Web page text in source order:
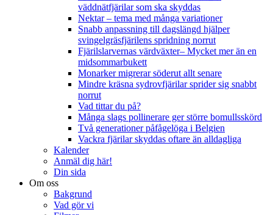
väddnätfjärilar som ska skyddas
Nektar – tema med många variationer
Snabb anpassning till dagslängd hjälper
svingelgräsfjärilens spridning norrut
Fjärilslarvernas värdväxter– Mycket mer än en
midsommarbukett
Monarker migrerar söderut allt senare
Mindre kräsna sydrovfjärilar sprider sig snabbt
norrut
Vad tittar du på?
Många slags pollinerare ger större bomullsskörd
Två generationer påfågelöga i Belgien
Vackra fjärilar skyddas oftare än alldagliga
Kalender
Anmäl dig här!
Din sida
Om oss
Bakgrund
Vad gör vi